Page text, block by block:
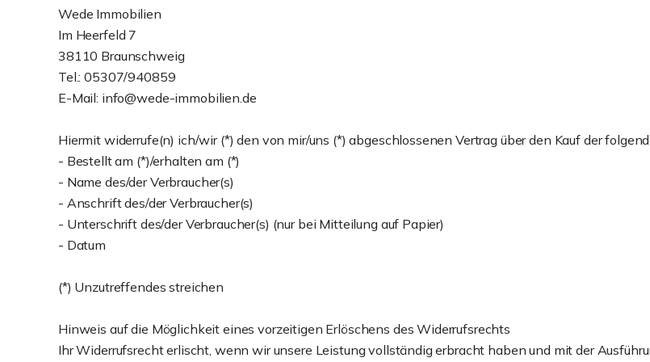
Wede Immobilien
Im Heerfeld 7
38110 Braunschweig
Tel.: 05307/940859
E-Mail: info@wede-immobilien.de
Hiermit widerrufe(n) ich/wir (*) den von mir/uns (*) abgeschlossenen Vertrag über den Kauf der
- Bestellt am (*)/erhalten am (*)
- Name des/der Verbraucher(s)
- Anschrift des/der Verbraucher(s)
- Unterschrift des/der Verbraucher(s) (nur bei Mitteilung auf Papier)
- Datum
(*) Unzutreffendes streichen
Hinweis auf die Möglichkeit eines vorzeitigen Erlöschens des Widerrufsrechts
Ihr Widerrufsrecht erlischt, wenn wir unsere Leistung vollständig erbracht haben und mit der